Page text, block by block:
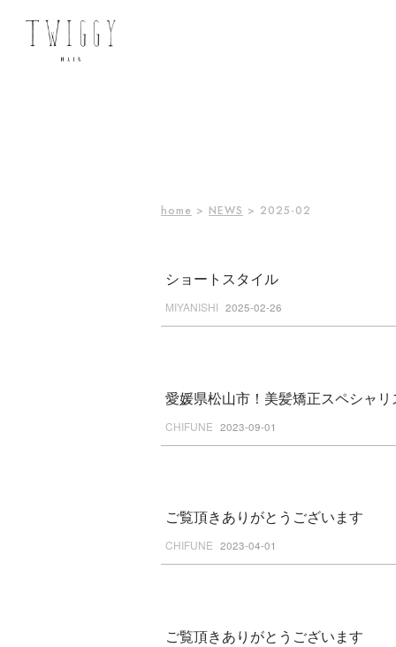
home > NEWS > 2025-02
ショートスタイル
MIYANISHI 2025-02-26
愛媛県松山市！美髪矯正スペシャリ
CHIFUNE 2023-09-01
ご覧頂きありがとうございます
CHIFUNE 2023-04-01
ご覧頂きありがとうございます